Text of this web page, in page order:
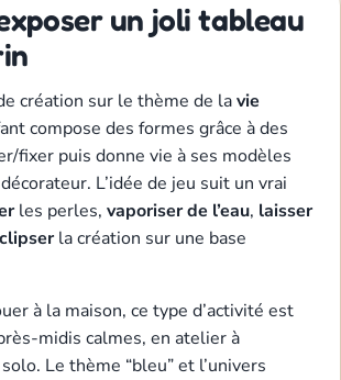
un joli tableau
création sur le thème de lavie
compose des formes grâce à des
fixer puis donne vie à ses modèles
L’idée de jeu suit un vrai
les perles, vaporiser de l’eau, laisser
clipserla création sur une base
à la maison, ce type d’activité est
midis calmes, en atelier à
Le thème “bleu” et l’univers